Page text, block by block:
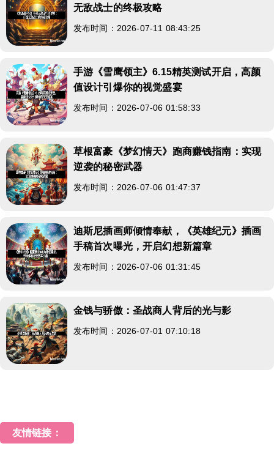
无敌战士的终极攻略
发布时间：2026-07-11 08:43:25
手游《雪鹰领主》6.15精英测试开启，高颜
值设计引爆你的视觉盛宴
发布时间：2026-07-06 01:58:33
草根富豪《梦幻情天》跑商赚钱指南：实现
逆袭的秘密武器
发布时间：2026-07-06 01:47:37
迪斯尼插画师倾情奉献，《英雄纪元》插画
手稿首次曝光，开启幻想新篇章
发布时间：2026-07-06 01:31:45
金钱与骄傲：圣战商人背后的光与影
发布时间：2026-07-01 07:10:18
友情链接：